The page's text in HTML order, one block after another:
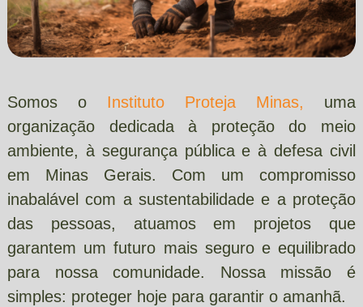
Somos o Instituto Proteja Minas, uma
organização dedicada à proteção do meio
ambiente, à segurança pública e à defesa civil
em Minas Gerais. Com um compromisso
inabalável com a sustentabilidade e a proteção
das pessoas, atuamos em projetos que
garantem um futuro mais seguro e equilibrado
para nossa comunidade. Nossa missão é
simples: proteger hoje para garantir o amanhã.